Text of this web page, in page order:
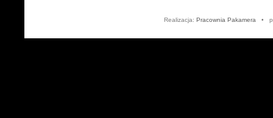
Realizacja: Pracownia Pakamera •